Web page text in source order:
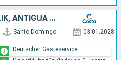
DOMINIKANISCHE REPUBLIK, ANTIGUA UND BARBUDA
Santo Domingo 03.01.2028
Deutscher Gästeservice